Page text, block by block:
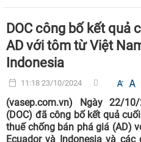
DOC công bố kết quả
AD với tôm từ Việt
Indonesia
11:18 23/10/2024
(vasep.com.vn) Ngày 22/
(DOC) đã công bố kết quả
thuế chống bán phá giá (AD)
Ecuador và Indonesia và